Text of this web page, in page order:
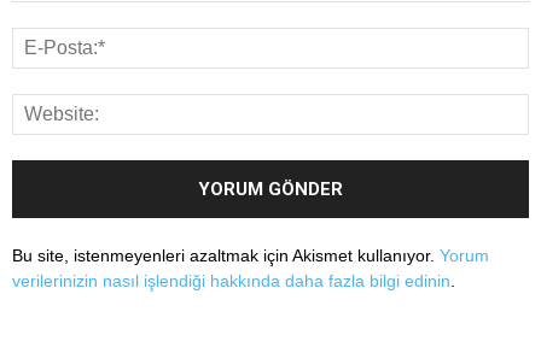
Bu site, istenmeyenleri azaltmak için Akismet kullanıyor. Yorum
verilerinizin nasıl işlendiği hakkında daha fazla bilgi edinin